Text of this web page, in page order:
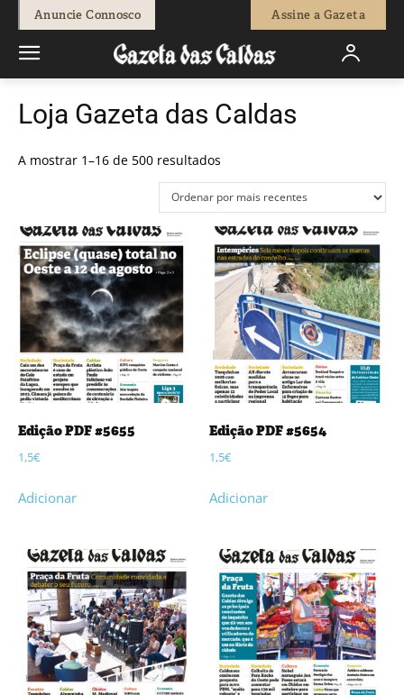
Anuncie Connosco Assine a Gazeta
Loja Gazeta das Caldas
A mostrar 1–16 de 500 resultados
por
mais
recentes
Edição PDF #5655
1,5€
Adicionar
Edição PDF #5654
1,5€
Adicionar